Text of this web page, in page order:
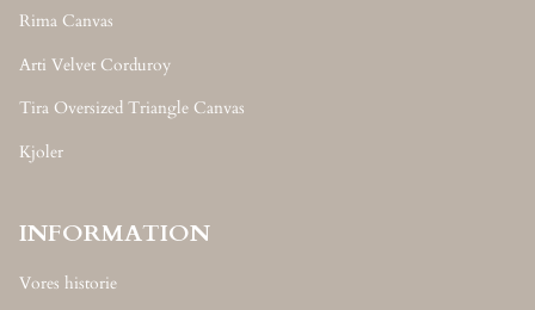
Rima Canvas
Arti Velvet Corduroy
Tira Oversized Triangle Canvas
Kjoler
INFORMATION
Vores historie